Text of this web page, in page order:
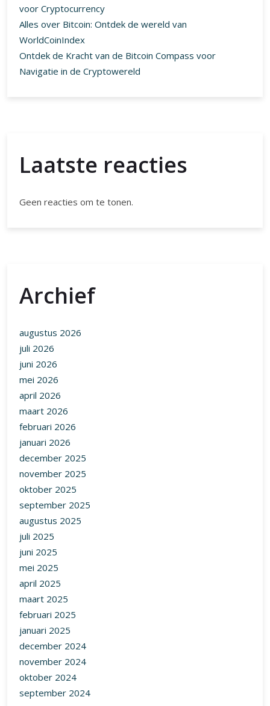
voor Cryptocurrency
Alles over Bitcoin: Ontdek de wereld van
WorldCoinIndex
Ontdek de Kracht van de Bitcoin Compass voor
Navigatie in de Cryptowereld
Laatste reacties
Geen reacties om te tonen.
Archief
augustus 2026
juli 2026
juni 2026
mei 2026
april 2026
maart 2026
februari 2026
januari 2026
december 2025
november 2025
oktober 2025
september 2025
augustus 2025
juli 2025
juni 2025
mei 2025
april 2025
maart 2025
februari 2025
januari 2025
december 2024
november 2024
oktober 2024
september 2024